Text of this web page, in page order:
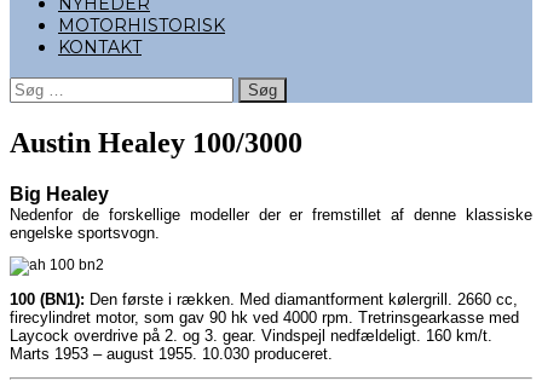
MOTORHISTORISK
KONTAKT
Søg
efter:
Austin Healey 100/3000
Big Healey
Nedenfor de forskellige modeller der er fremstillet af denne klassiske
engelske sportsvogn.
100 (BN1): Den første i rækken. Med diamantforment kølergrill. 2660 cc,
firecylindret motor, som gav 90 hk ved 4000 rpm. Tretrinsgearkasse med
Laycock overdrive på 2. og 3. gear. Vindspejl nedfældeligt. 160 km/t.
Marts 1953 – august 1955. 10.030 produceret.